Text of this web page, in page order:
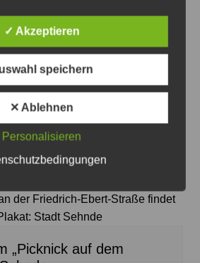
0
der Friedrich-Ebert-Straße findet
Stadt Sehnde
„Picknick auf dem
✓ Akzeptieren
speichern
✕ Ablehnen
Personalisieren